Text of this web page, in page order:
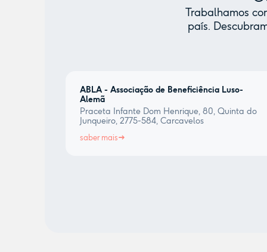
Trabalhamos
país.
ABLA - Associação de Beneficiência Luso-
Alemã
Praceta Infante Dom Henrique, 80, Quinta do
Junqueiro, 2775-584, Carcavelos
saber mais